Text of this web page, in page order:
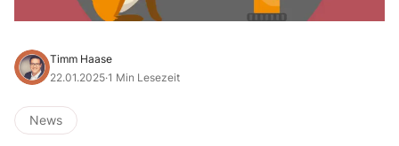
Timm Haase
22.01.2025·1 Min Lesezeit
News